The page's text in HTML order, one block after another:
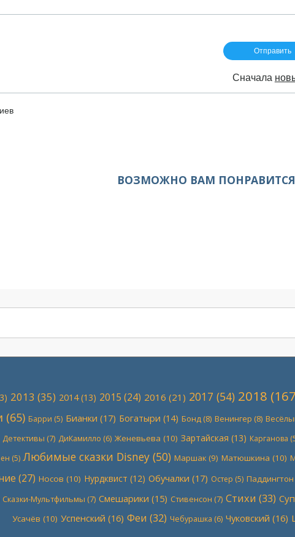
Сначала
ВОЗМОЖНО ВАМ ПОНРАВИТСЯ
2013 (35) 2014(13) 2015 (24) 2016 (21) 2017 (54) 2018
(65) Барри (5) Бианки (17) Богатыри (14) Бонд (8) Венингер (8)
Детективы (7) ДиКамилло (6) Женевьева (10) Зартайская (13) Карганова
(5) Любимые сказки Disney(50) Маршак (9) Матюшкина (10)
(27) Носов (10) Нурдквист (12) Обучалки (17) Остер (5) Паддингтон
Сказки-Мультфильмы (7) Смешарики (15) Стивенсон (7) Стихи (33)
Усачёв (10) Успенский (16) Феи (32) Чебурашка (6) Чуковский (16)